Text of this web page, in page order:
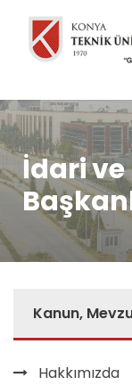
İdari ve
Kanun,
Hakkımızda